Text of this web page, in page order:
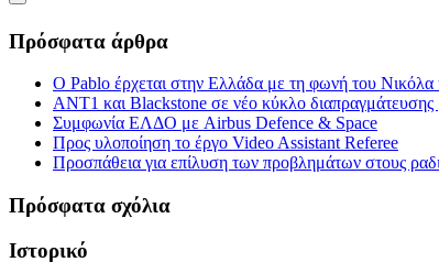
Πρόσφατα άρθρα
Ο Pablo έρχεται στην Ελλάδα με τη φωνή του
ΑΝΤ1 και Blackstone σε νέο κύκλο διαπραγμάτευσης
Συμφωνία ΕΛΔΟ με Airbus Defence & Space
Προς υλοποίηση το έργο Video Assistant Referee
Προσπάθεια για επίλυση των προβλημάτων στους
Πρόσφατα σχόλια
Ιστορικό